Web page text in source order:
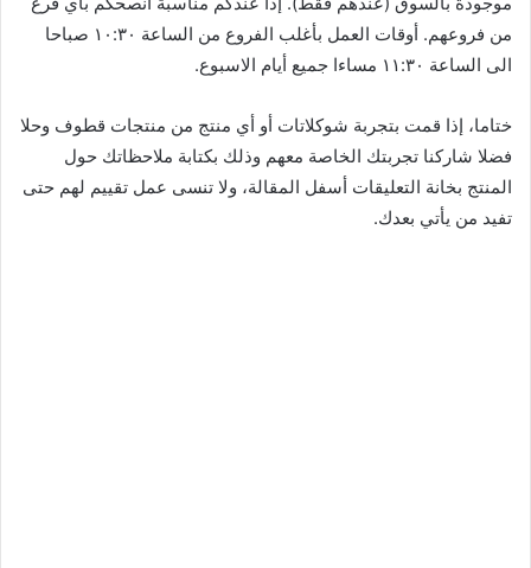
من فروعهم. أوقات العمل بأغلب الفروع من الساعة ١٠:٣٠ صباحا
الى الساعة ١١:٣٠ مساءا جميع أيام الاسبوع.
ختاما، إذا قمت بتجربة شوكلاتات أو أي منتج من منتجات قطوف وحلا
فضلا شاركنا تجربتك الخاصة معهم وذلك بكتابة ملاحظاتك حول
المنتج بخانة التعليقات أسفل المقالة، ولا تنسى عمل تقييم لهم حتى
تفيد من يأتي بعدك.